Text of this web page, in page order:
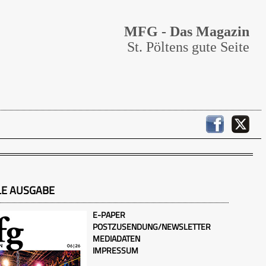
MFG - Das Magazin
St. Pöltens gute Seite
AUSGABE
E-PAPER
POSTZUSENDUNG/NEWSLETTER
MEDIADATEN
IMPRESSUM